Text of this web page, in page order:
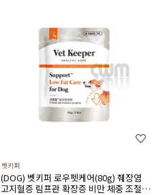
벳키퍼
(DOG) 벳키퍼 로우펫케어(80g) 췌장염
고지혈증 림프관 확장증 비만 체중 조절